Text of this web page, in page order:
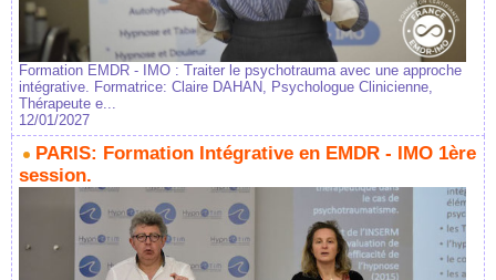
Formation EMDR - IMO : Traiter le psychotrauma avec une approche
intégrative. Formatrice: Claire DAHAN, Psychologue Clinicienne,
Thérapeute e...
12/01/2027
PARIS: Formation Intégrative en EMDR - IMO 1ère
session.